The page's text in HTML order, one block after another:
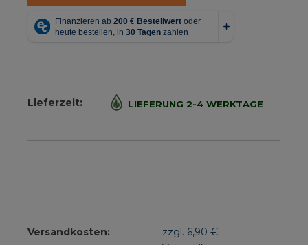
Lieferzeit: LIEFERUNG 2-4 WERKTAGE
Versandkosten:
zzgl. 6,90 €